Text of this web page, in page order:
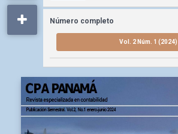
Número completo
Vol. 2 Núm. 1 (2024)